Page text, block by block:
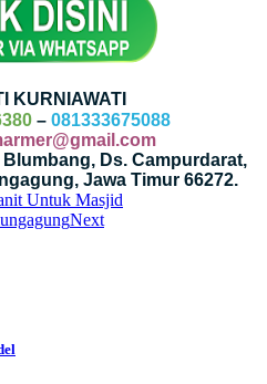
KURNIAWATI
– 081333675088
Ds. Campurdarat,
Jawa Timur 66272.
Untuk Masjid
Next